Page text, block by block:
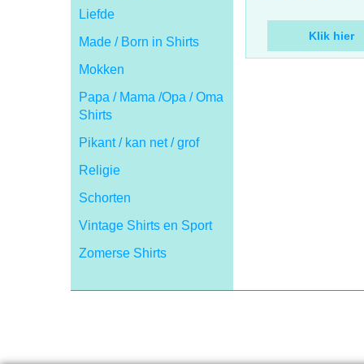
Liefde
Made / Born in Shirts
Mokken
Papa / Mama /Opa / Oma
Shirts
Pikant / kan net / grof
Religie
Schorten
Vintage Shirts en Sport
Zomerse Shirts
Klik hier